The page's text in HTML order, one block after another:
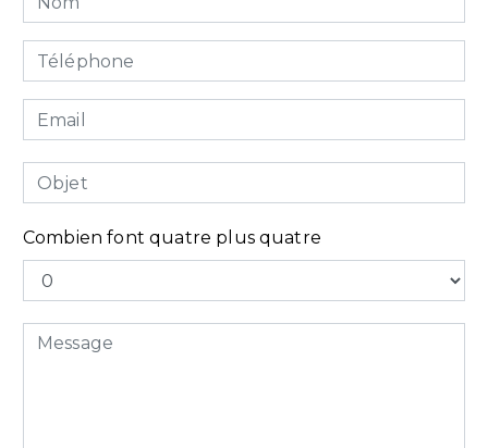
Combien font quatre plus quatre